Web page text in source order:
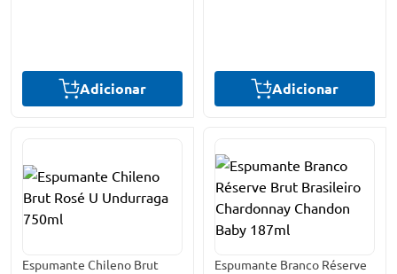
Adicionar Adicionar
Espumante Chileno Brut
Espumante Branco Réserve